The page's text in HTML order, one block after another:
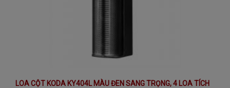
LOA CỘT KODA KY404L MÀU ĐEN SANG TRỌNG, 4 LOA TÍCH